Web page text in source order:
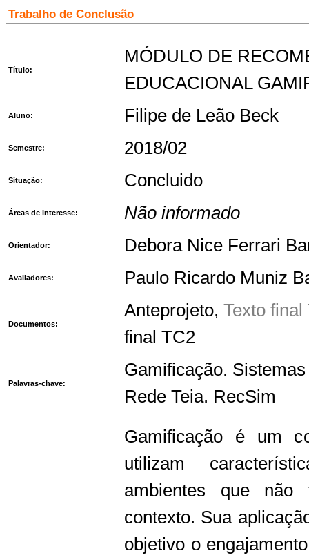
Trabalho de Conclusão
Título:
MÓDULO DE
EDUCACIONAL
Aluno: Filipe de Leão Beck
Semestre: 2018/02
Situação: Concluido
Áreas de interesse: Não informado
Orientador: Debora Nice Ferrari
Avaliadores: Paulo Ricardo Muniz
Documentos:
Anteprojeto, Texto
final TC2
Palavras-chave:
Gamificação.
Rede Teia. RecSim
Gamificação é um
utilizam
ambientes que não
contexto. Sua
objetivo o